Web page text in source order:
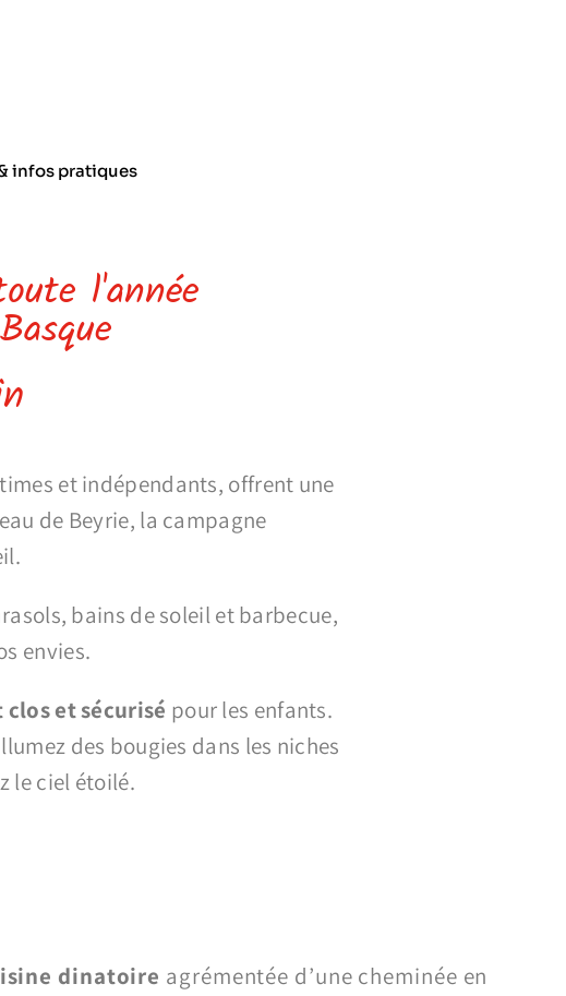
infos pratiques
l'année
et indépendants, offrent une
de Beyrie, la campagne
bains de soleil et barbecue,
envies.
et sécurisé pour les enfants.
des bougies dans les niches
le ciel étoilé.
dinatoire agrémentée d’une cheminée en